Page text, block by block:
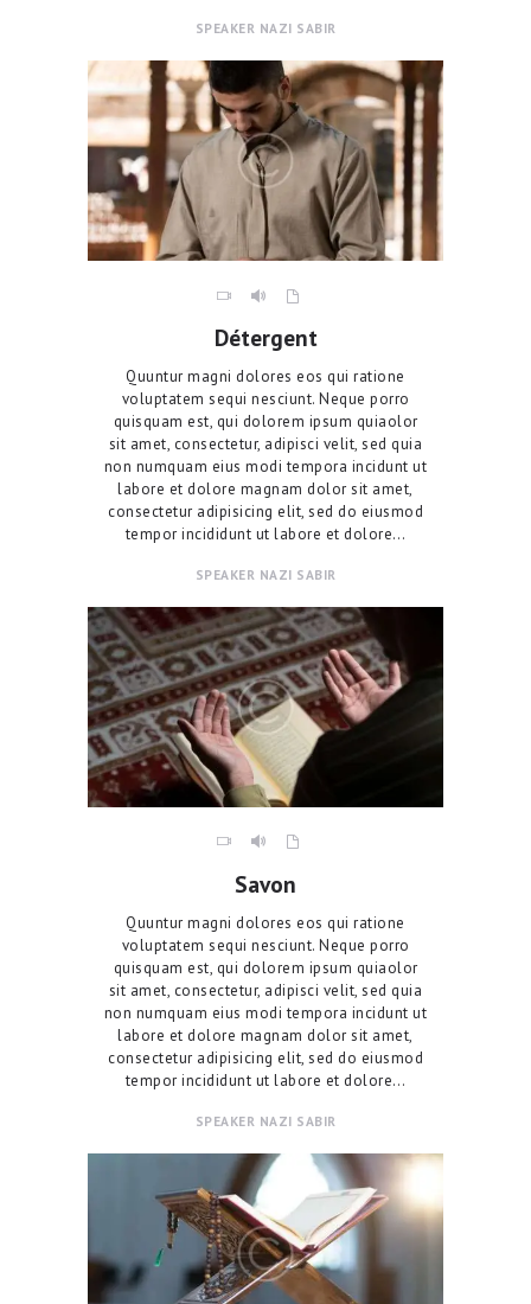
SPEAKER NAZI SABIR
Détergent
Quuntur magni dolores eos qui ratione
voluptatem sequi nesciunt. Neque porro
quisquam est, qui dolorem ipsum quiaolor
sit amet, consectetur, adipisci velit, sed quia
non numquam eius modi tempora incidunt ut
labore et dolore magnam dolor sit amet,
consectetur adipisicing elit, sed do eiusmod
tempor incididunt ut labore et dolore…
SPEAKER NAZI SABIR
Savon
Quuntur magni dolores eos qui ratione
voluptatem sequi nesciunt. Neque porro
quisquam est, qui dolorem ipsum quiaolor
sit amet, consectetur, adipisci velit, sed quia
non numquam eius modi tempora incidunt ut
labore et dolore magnam dolor sit amet,
consectetur adipisicing elit, sed do eiusmod
tempor incididunt ut labore et dolore…
SPEAKER NAZI SABIR